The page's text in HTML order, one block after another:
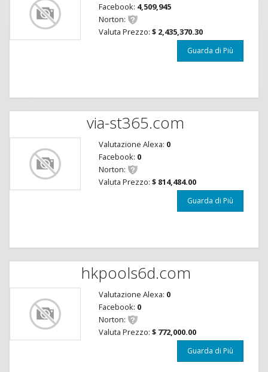
Facebook: 4,509,945
Norton:
Valuta Prezzo: $ 2,435,370.30
Guarda di Più
via-st365.com
Valutazione Alexa: 0
Facebook: 0
Norton:
Valuta Prezzo: $ 814,484.00
Guarda di Più
hkpools6d.com
Valutazione Alexa: 0
Facebook: 0
Norton:
Valuta Prezzo: $ 772,000.00
Guarda di Più